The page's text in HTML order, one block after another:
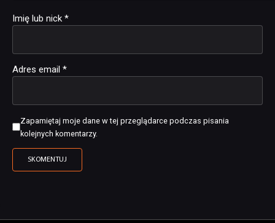
Imię lub nick *
Adres email *
Zapamiętaj moje dane w tej przeglądarce podczas pisania
kolejnych komentarzy.